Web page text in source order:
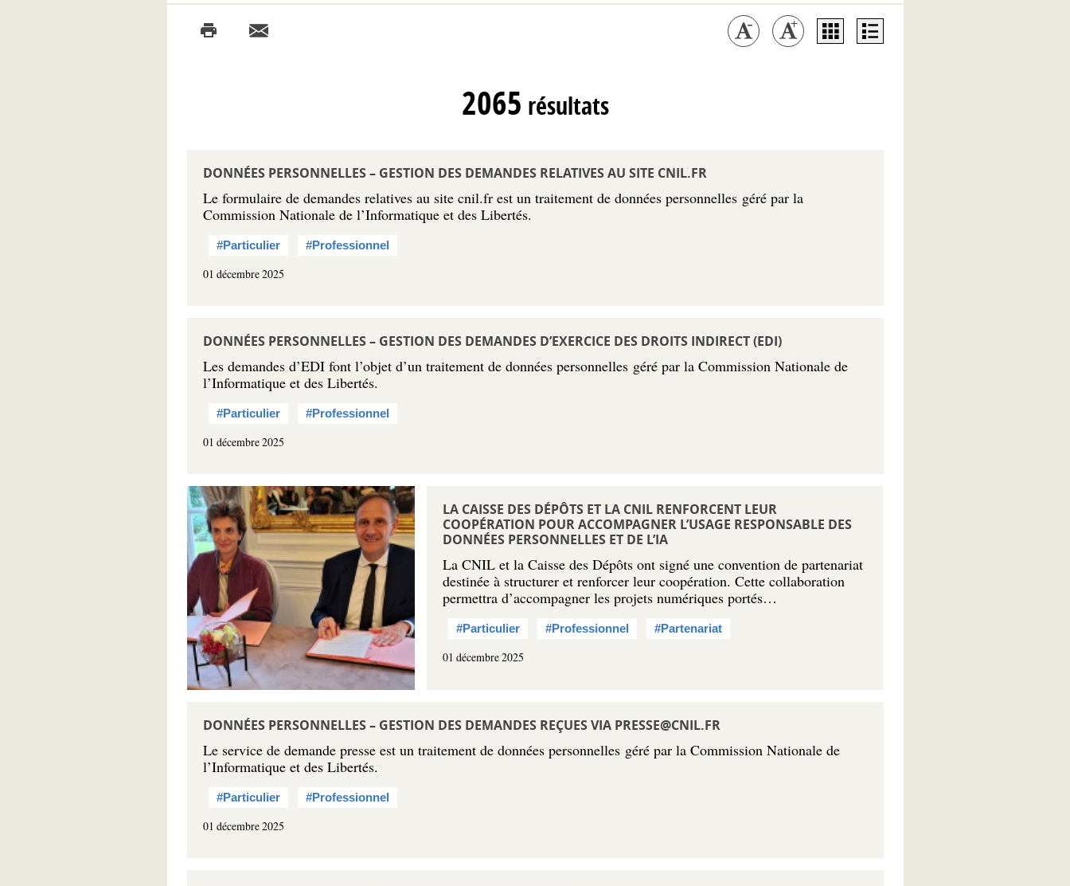
2065 résultats
DONNÉES PERSONNELLES – GESTION DES DEMANDES RELATIVES AU SITE CNIL.FR
Le formulaire de demandes relatives au site cnil.fr est un traitement de données personnelles géré par la
Commission Nationale de l’Informatique et des Libertés.
#Particulier #Professionnel
01 décembre 2025
DONNÉES PERSONNELLES – GESTION DES DEMANDES D’EXERCICE DES DROITS INDIRECT (EDI)
Les demandes d’EDI font l’objet d’un traitement de données personnelles géré par la Commission Nationale de
l’Informatique et des Libertés.
#Particulier #Professionnel
01 décembre 2025
LA CAISSE DES DÉPÔTS ET LA CNIL RENFORCENT LEUR
COOPÉRATION POUR ACCOMPAGNER L’USAGE RESPONSABLE DES
DONNÉES PERSONNELLES ET DE L’IA
La CNIL et la Caisse des Dépôts ont signé une convention de partenariat
destinée à structurer et renforcer leur coopération. Cette collaboration
permettra d’accompagner les projets numériques portés…
#Particulier #Professionnel #Partenariat
01 décembre 2025
DONNÉES PERSONNELLES – GESTION DES DEMANDES REÇUES VIA PRESSE@CNIL.FR
Le service de demande presse est un traitement de données personnelles géré par la Commission Nationale de
l’Informatique et des Libertés.
#Particulier #Professionnel
01 décembre 2025